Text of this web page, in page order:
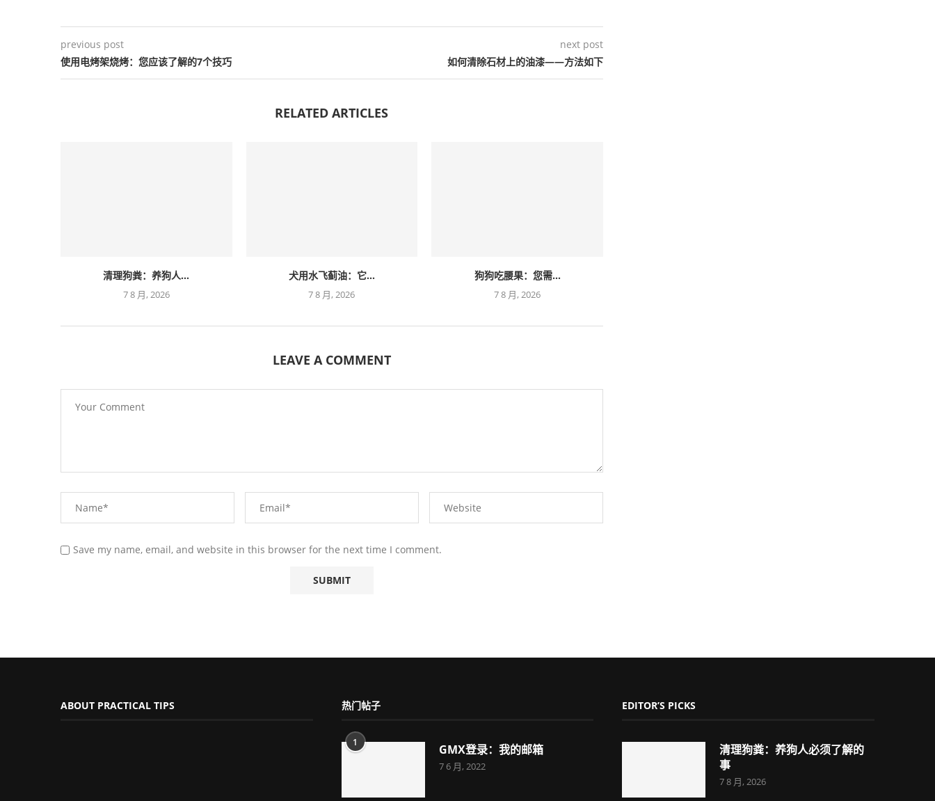
previous post
使用电烤架烧烤：您应该了解的7个技巧
next post
如何清除石材上的油漆——方法如下
RELATED ARTICLES
清理狗粪：养狗人...
7 8 月, 2026
犬用水飞蓟油：它...
7 8 月, 2026
狗狗吃腰果：您需...
7 8 月, 2026
LEAVE A COMMENT
Save my name, email, and website in this browser for the next time I comment.
ABOUT PRACTICAL TIPS 热门帖子
1 GMX登录：我的邮箱
7 6 月, 2022
EDITOR’S PICKS
清理狗粪：养狗人必须了解的
事
7 8 月, 2026